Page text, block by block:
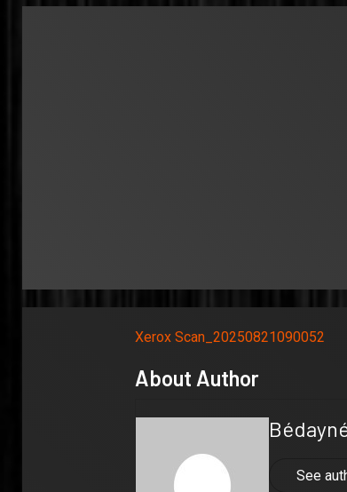
Xerox Scan_20250821090052
About Author
See